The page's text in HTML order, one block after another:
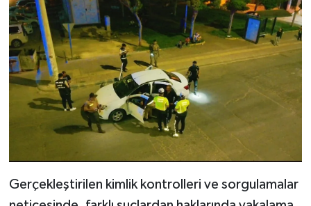
Gerçekleştirilen kimlik kontrolleri ve sorgulamalar